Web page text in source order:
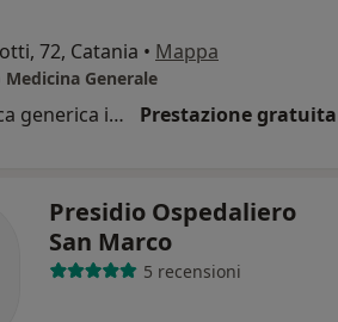
72, Catania • Mappa
Generale
Visita medica generica in CONVENZIONE Prestazione gratuita
Presidio Ospedaliero
San Marco
5 recensioni